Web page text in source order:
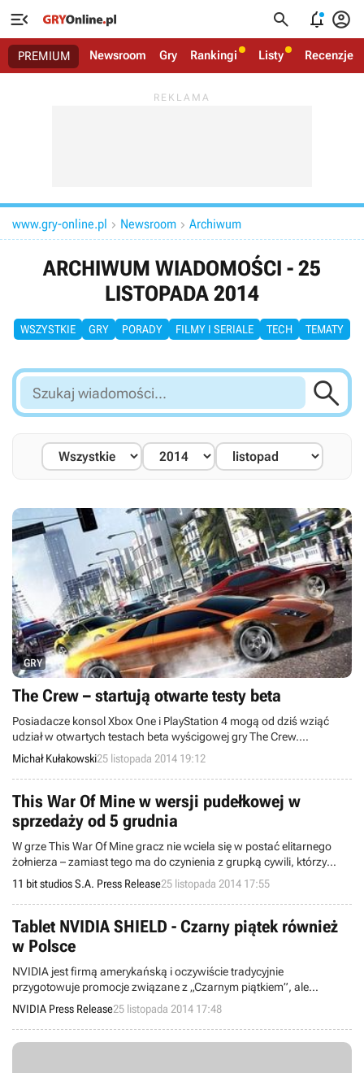
   
PREMIUM Newsroom Gry Rankingi Listy Recenzje
www.gry-online.pl  Newsroom  Archiwum
ARCHIWUM WIADOMOŚCI - 25
LISTOPADA 2014
WSZYSTKIE GRY PORADY FILMY I SERIALE TECH TEMATY
Szukaj
wiadomości...

GRY
The Crew – startują otwarte testy beta
Posiadacze konsol Xbox One i PlayStation 4 mogą od dziś wziąć
udział w otwartych testach beta wyścigowej gry The Crew.
Zainteresowani tytułem gracze sprawdzą wszystkie kluczowe
elementy rozgrywki, zwiedzając przy tym wzdłuż i wszerz wirtualne
Stany Zjednoczone.
Michał Kułakowski25 listopada 2014 19:12
This War Of Mine w wersji pudełkowej w
sprzedaży od 5 grudnia
W grze This War Of Mine gracz nie wciela się w postać elitarnego
żołnierza – zamiast tego ma do czynienia z grupką cywili, którzy
próbują przeżyć w oblężonym mieście.
11 bit studios S.A. Press Release25 listopada 2014 17:55
Tablet NVIDIA SHIELD - Czarny piątek również
w Polsce
NVIDIA jest firmą amerykańską i oczywiście tradycyjnie
przygotowuje promocje związane z „Czarnym piątkiem”, ale
wyjątkowo w tym roku z jednej z nich skorzystają gracze na całym
świecie, również w Polsce. Jest ona związana z SHIELD, idealnym
tabletem dla graczy.
NVIDIA Press Release25 listopada 2014 17:48